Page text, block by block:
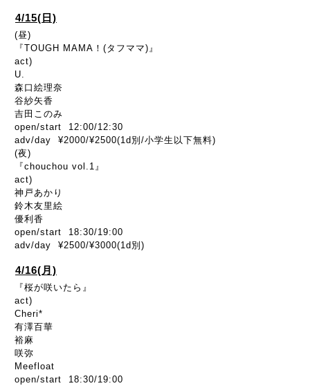
4/15(日)
(昼)
『TOUGH MAMA！(タフママ)』
act)
U.
森口絵理奈
谷紗矢香
吉田このみ
open/start 12:00/12:30
adv/day ¥2000/¥2500(1d別/小学生以下無料)
(夜)
『chouchou vol.1』
act)
神戸あかり
鈴木友里絵
優利香
open/start 18:30/19:00
adv/day ¥2500/¥3000(1d別)
4/16(月)
『桜が咲いたら』
act)
Cheri*
有澤百華
裕麻
咲弥
Meefloat
open/start 18:30/19:00